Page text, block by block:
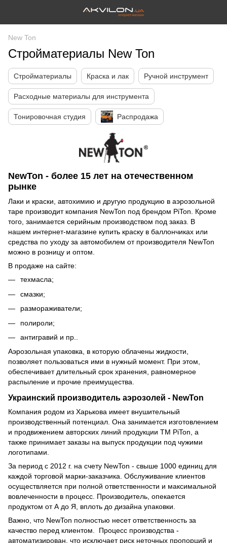
New Ton
Стройматериалы New Ton
Стройматериалы Краска и лак Ручной инструмент
Расходные материалы для инструмента
Тонировочная студия Распродажа
NewTon - более 15 лет на отечественном
рынке
Лаки и краски, автохимию и другую продукцию в аэрозольной
таре производит компания NewTon под брендом PiTon. Кроме
того, занимается серийным производством под заказ. В
нашем интернет-магазине купить краску в баллончиках или
средства по уходу за автомобилем от производителя NewTon
можно в розницу и оптом.
В продаже на сайте:
техмасла;
смазки;
размораживатели;
полироли;
антигравий и пр..
Аэрозольная упаковка, в которую облачены жидкости,
позволяет пользоваться ими в нужный момент. При этом,
обеспечивает длительный срок хранения, равномерное
распыление и прочие преимущества.
Украинский производитель аэрозолей - NewTon
Компания родом из Харькова имеет внушительный
производственный потенциал. Она занимается изготовлением
и продвижением авторских линий продукции ТМ PiTon, а
также принимает заказы на выпуск продукции под чужими
логотипами.
За период с 2012 г. на счету NewTon - свыше 1000 единиц для
каждой торговой марки-заказчика. Обслуживание клиентов
осуществляется при полной ответственности и максимальной
вовлеченности в процесс. Производитель, опекается
продуктом от А до Я, вплоть до дизайна упаковки.
Важно, что NewTon полностью несет ответственность за
качество перед клиентом. Процесс производства -
автоматизирован, что исключает риск неточных пропорций и